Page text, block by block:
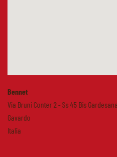
Bennet
Via Bruni Conter 2 - Ss 45 Bis
Gavardo
Italia